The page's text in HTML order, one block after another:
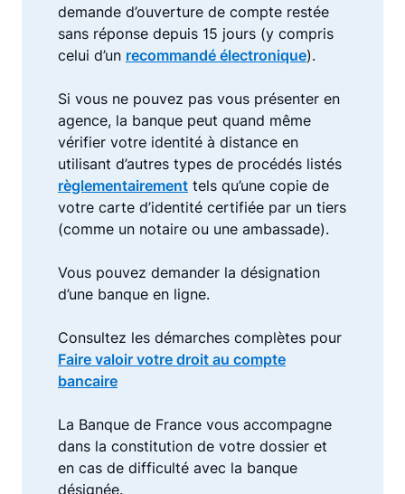
demande d’ouverture de compte restée
sans réponse depuis 15 jours (y compris
celui d’un recommandé électronique).
Si vous ne pouvez pas vous présenter en
agence, la banque peut quand même
vérifier votre identité à distance en
utilisant d’autres types de procédés listés
règlementairement tels qu’une copie de
votre carte d’identité certifiée par un tiers
(comme un notaire ou une ambassade).
Vous pouvez demander la désignation
d’une banque en ligne.
Consultez les démarches complètes pour
Faire valoir votre droit au compte
bancaire
La Banque de France vous accompagne
dans la constitution de votre dossier et
en cas de difficulté avec la banque
désignée.